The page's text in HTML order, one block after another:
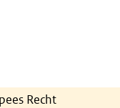
Recht